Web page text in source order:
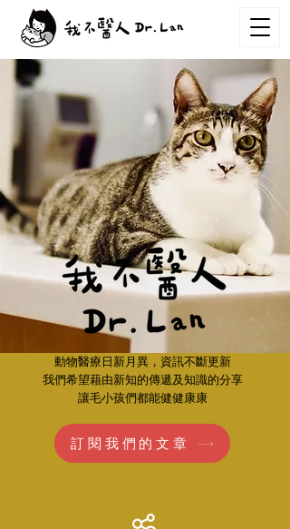
動物醫療日新月異，資訊不斷更新
我們希望藉由新知的傳遞及知識的分享
讓毛小孩們都能健健康康
訂閱我們的文章